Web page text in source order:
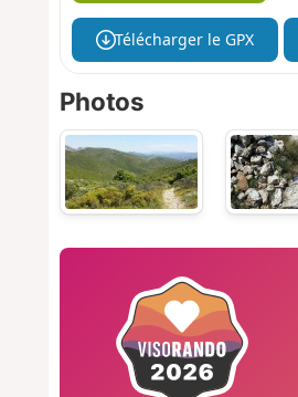
Télécharger le GPX
Photos